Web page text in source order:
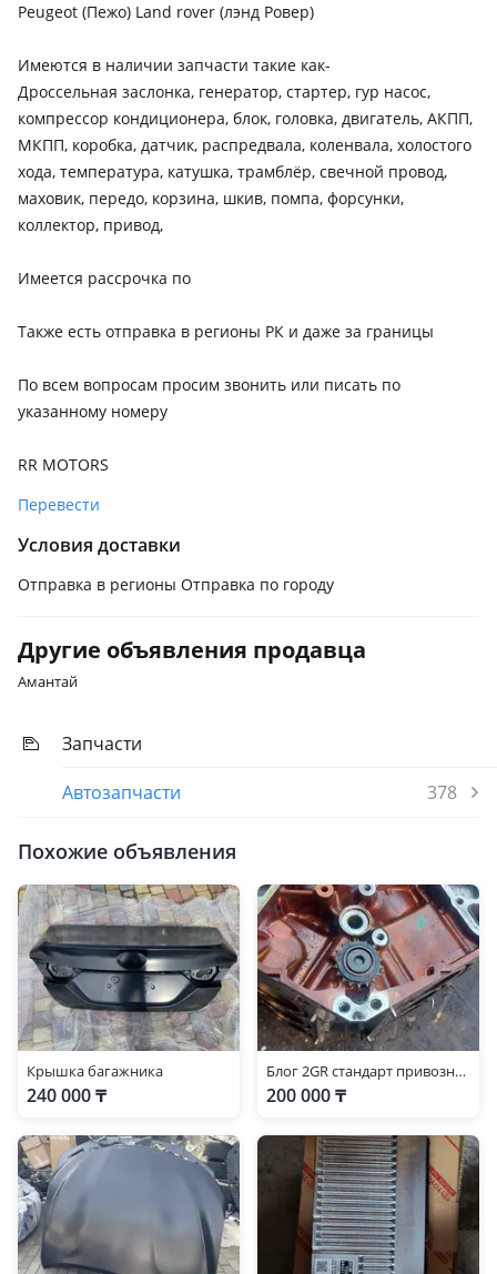
Peugeot (Пежо) Land rover (лэнд Ровер)
Имеются в наличии запчасти такие как-
Дроссельная заслонка, генератор, стартер, гур насос,
компрессор кондиционера, блок, головка, двигатель, АКПП,
МКПП, коробка, датчик, распредвала, коленвала, холостого
хода, температура, катушка, трамблёр, свечной провод,
маховик, передо, корзина, шкив, помпа, форсунки,
коллектор, привод,
Имеется рассрочка по
Также есть отправка в регионы РК и даже за границы
По всем вопросам просим звонить или писать по
указанному номеру
RR MOTORS
Перевести
Условия доставки
Отправка в регионы Отправка по городу
Другие объявления продавца
Амантай
Запчасти
Автозапчасти
378
Похожие объявления
Крышка багажника
240 000 ₸
Блог 2GR стандарт привозной
200 000 ₸